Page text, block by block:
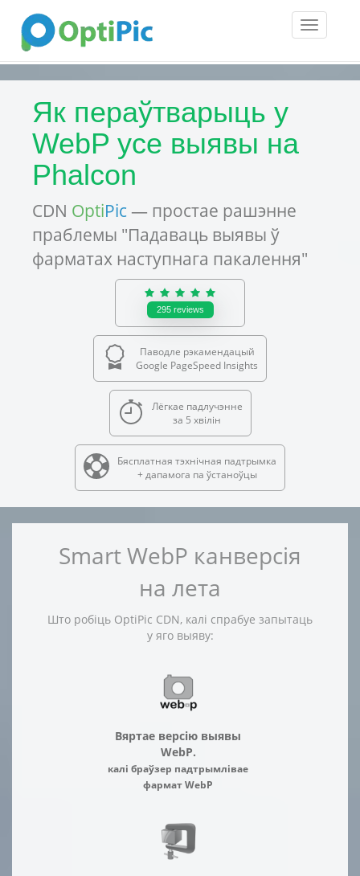
Toggle
Як пераўтварыць у
WebP усе выявы на
Phalcon
CDN OptiPic — простае рашэнне
праблемы "Падаваць выявы ў
фарматах наступнага пакалення"
295 reviews
Паводле рэкамендацый
Google PageSpeed Insights
Лёгкае падлучэнне
за 5 хвілін
Бясплатная тэхнічная падтрымка
+ дапамога па ўстаноўцы
Smart WebP канверсія
на лета
Што робіць OptiPic CDN, калі спрабуе запытаць
у яго выяву:
Вяртае версію выявы
WebP.
калі браўзер падтрымлівае
фармат WebP